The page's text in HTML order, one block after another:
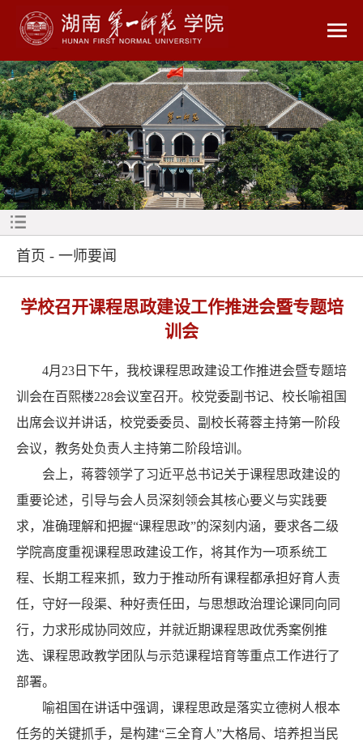
首页 - 一师要闻
学校召开课程思政建设工作推进会暨专题培
训会
4月23日下午，我校课程思政建设工作推进会暨专题培
训会在百熙楼228会议室召开。校党委副书记、校长喻祖国
出席会议并讲话，校党委委员、副校长蒋蓉主持第一阶段
会议，教务处负责人主持第二阶段培训。
会上，蒋蓉领学了习近平总书记关于课程思政建设的
重要论述，引导与会人员深刻领会其核心要义与实践要
求，准确理解和把握“课程思政”的深刻内涵，要求各二级
学院高度重视课程思政建设工作，将其作为一项系统工
程、长期工程来抓，致力于推动所有课程都承担好育人责
任，守好一段渠、种好责任田，与思想政治理论课同向同
行，力求形成协同效应，并就近期课程思政优秀案例推
选、课程思政教学团队与示范课程培育等重点工作进行了
部署。
喻祖国在讲话中强调，课程思政是落实立德树人根本
任务的关键抓手，是构建“三全育人”大格局、培养担当民